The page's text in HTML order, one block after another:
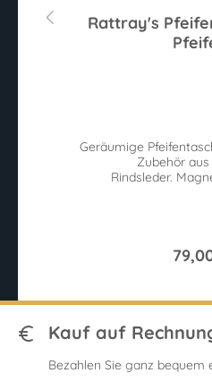
Rattray's
Geräumige
Zubehör
Rindsleder.
Kauf auf
Bezahlen Sie ganz